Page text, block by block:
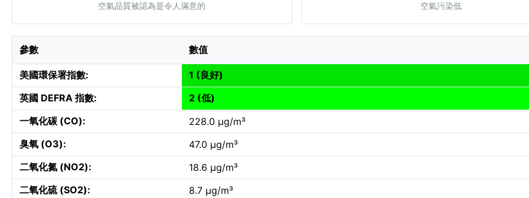
空氣品質被認為是令人滿意的 空氣污染低
參數 數值
美國環保署指數:
1 (良好)
英國 DEFRA 指數:
2 (低)
一氧化碳 (CO):
228.0 µg/m³
臭氧 (O3):
47.0 µg/m³
二氧化氮 (NO2):
18.6 µg/m³
二氧化硫 (SO2):
8.7 µg/m³